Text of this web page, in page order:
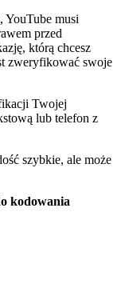
YouTube musi
przed
którą chcesz
zweryfikować swoje
Twojej
lub telefon z
szybkie, ale może
kodowania